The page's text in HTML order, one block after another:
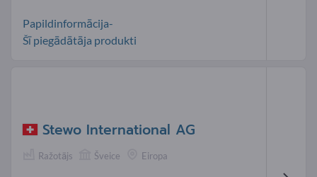
Papildinformācija-
Šī piegādātāja produkti
Stewo International AG
Ražotājs Šveice Eiropa